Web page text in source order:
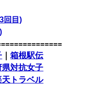
回目)
｜箱根駅伝
県対抗女子
天トラベル